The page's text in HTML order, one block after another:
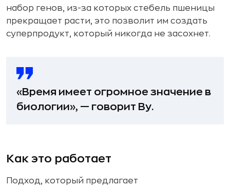
набор генов, из-за которых стебель пшеницы
прекращает расти, это позволит им создать
суперпродукт, который никогда не засохнет.
«Время имеет огромное значение в
биологии», — говорит Ву.
Как это работает
Подход, который предлагает